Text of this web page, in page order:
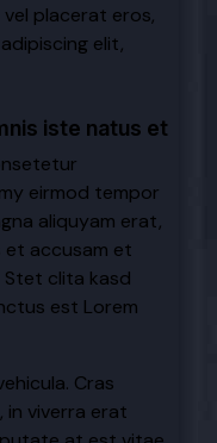
placerat eros,
elit,
iste natus et
eirmod tempor
aliquyam erat,
et accusam et
clita kasd
est Lorem
Cras
in viverra erat